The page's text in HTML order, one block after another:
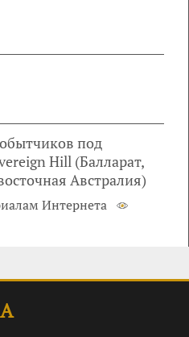
под
Hill (Балларат,
Австралия)
Интернета